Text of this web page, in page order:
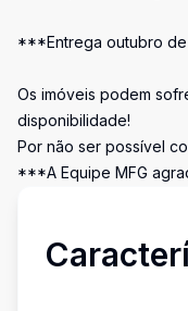
***Entrega outubro
Os imóveis podem
disponibilidade!
Por não ser possível
***A Equipe MFG